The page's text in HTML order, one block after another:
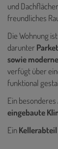
und
freundliches
Die Wohnung
darunter
sowie
verfügt über
funktional
Ein
eingebaute
EinKellerabteil